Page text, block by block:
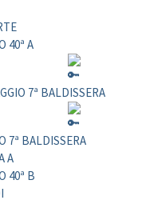
40ª A
7ª BALDISSERA
7ª BALDISSERA
A
40ª B